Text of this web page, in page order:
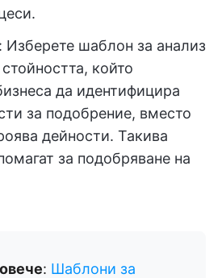
: Изберете шаблон за анализ
който
да идентифицира
за подобрение, вместо
дейности. Такива
за подобряване на
: Шаблони за